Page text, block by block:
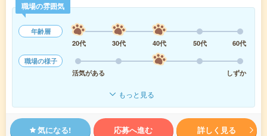
職場の雰囲気
年齢層
20代
30代 40代 50代
60代
職場の様子
活気がある
しずか
もっと見る
気になる! 応募へ進む 詳しく見る